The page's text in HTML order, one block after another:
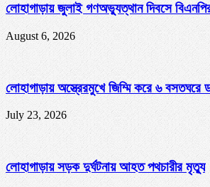
লোহাগাড়ায় জুলাই গণঅভ্যুত্থান দিবসে
August 6, 2026
লোহাগাড়ায় অস্ত্রেরমুখে জিম্মি করে ৬ বসতঘরে
July 23, 2026
লোহাগাড়ায় সড়ক দুর্ঘটনায় আহত পথচারীর মৃত্যু